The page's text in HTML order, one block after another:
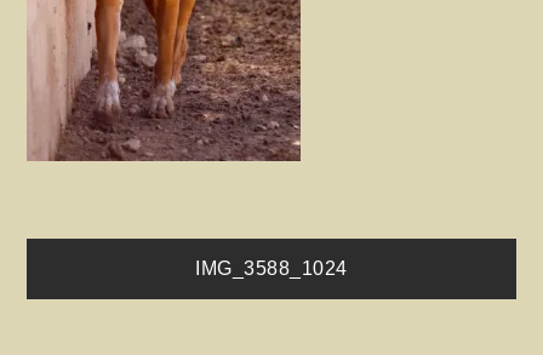
Beitragsnavigation
IMG_3588_1024